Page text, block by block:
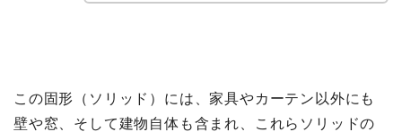
この固形（ソリッド）には、家具やカーテン以外にも
壁や窓、そして建物自体も含まれ、これらソリッドの